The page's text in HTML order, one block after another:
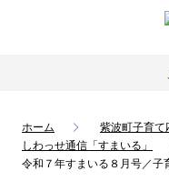
ホーム
紫波町子育て
しわっせ通信「すまいる」
令和７年すまいる８月号／子